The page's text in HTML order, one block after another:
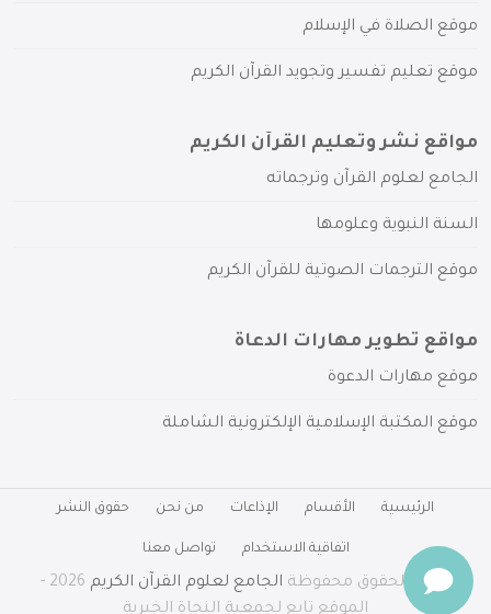
موقع الصلاة في الإسلام
موقع تعليم تفسير وتجويد القرآن الكريم
مواقع نشر وتعليم القرآن الكريم
الجامع لعلوم القرآن وترجماته
السنة النبوية وعلومها
موقع الترجمات الصوتية للقرآن الكريم
مواقع تطوير مهارات الدعاة
موقع مهارات الدعوة
موقع المكتبة الإسلامية الإلكترونية الشاملة
الرئيسية الأقسام الإذاعات من نحن حقوق النشر
اتفاقية الاستخدام تواصل معنا
جميع الحقوق محفوظة الجامع لعلوم القرآن الكريم
2026 -
الموقع تابع لجمعية النجاة الخيرية